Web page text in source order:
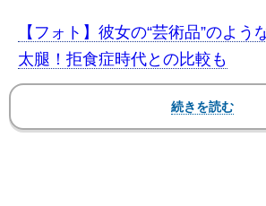
【フォト】彼女の“芸術品”のよう
太腿！拒食症時代との比較も